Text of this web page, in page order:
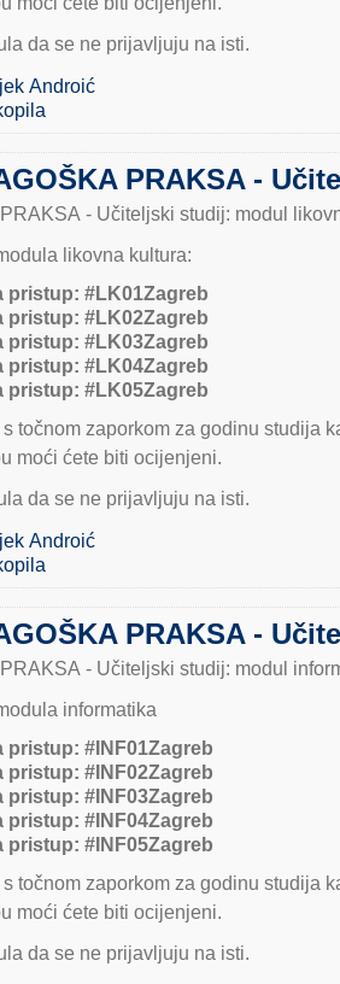
da se ne prijavljuju na isti.
Androić
PRAKSA -
- Učiteljski studij: modul
likovna kultura:
pristup:#LK01Zagreb
pristup:#LK02Zagreb
pristup: #LK03Zagreb
pristup: #LK04Zagreb
pristup: #LK05Zagreb
točnom zaporkom za godinu studija
moći ćete biti ocijenjeni.
da se ne prijavljuju na isti.
Androić
PRAKSA -
- Učiteljski studij: modul
informatika
pristup: #INF01Zagreb
pristup: #INF02Zagreb
pristup: #INF03Zagreb
pristup: #INF04Zagreb
pristup: #INF05Zagreb
točnom zaporkom za godinu studija
moći ćete biti ocijenjeni.
da se ne prijavljuju na isti.